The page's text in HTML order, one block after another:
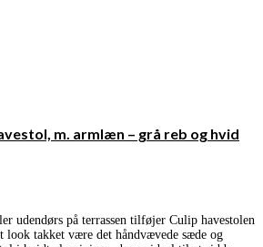
m. armlæn – grå reb og hvid
udendørs på terrassen tilføjer Culip havestolen
look takket være det håndvævede sæde og